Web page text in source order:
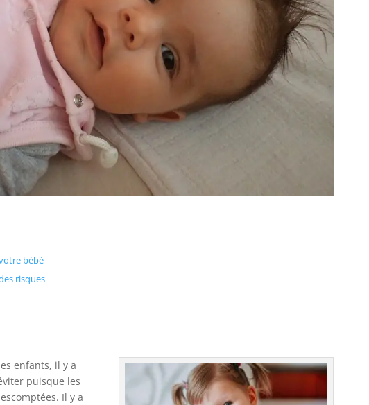
bébé
risques
enfants, il y a
puisque les
Il y a